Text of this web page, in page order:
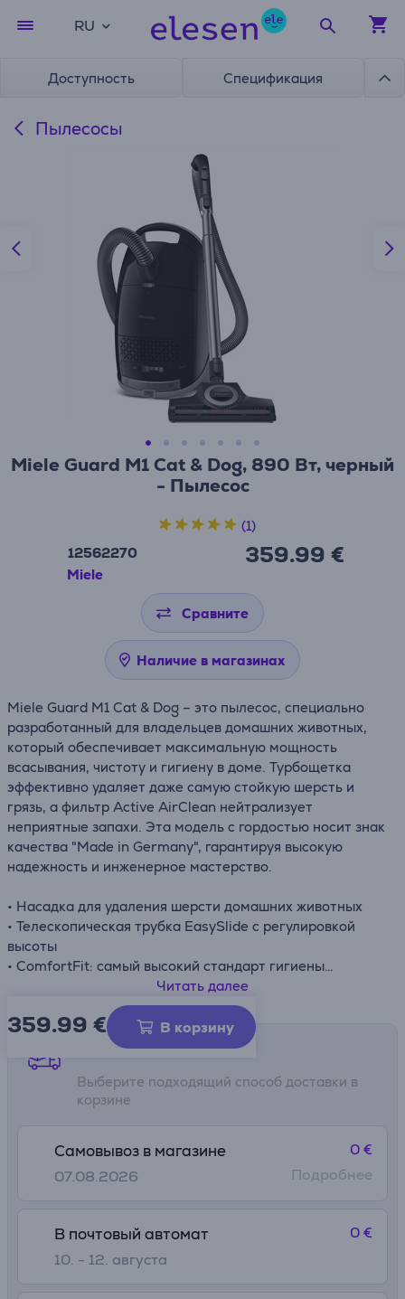
RU
Доступность Спецификация
Пылесосы
Miele Guard M1 Cat & Dog, 890 Вт, черный
- Пылесос
12562270
Miele
359.99 €
(1)
Сравните
Наличие в магазинах
Miele Guard M1 Cat & Dog – это пылесос, специально
разработанный для владельцев домашних животных,
который обеспечивает максимальную мощность
всасывания, чистоту и гигиену в доме. Турбощетка
эффективно удаляет даже самую стойкую шерсть и
грязь, а фильтр Active AirClean нейтрализует
неприятные запахи. Эта модель с гордостью носит знак
качества "Made in Germany", гарантируя высокую
надежность и инженерное мастерство.
• Насадка для удаления шерсти домашних животных
• Телескопическая трубка EasySlide с регулировкой
высоты
• ComfortFit: самый высокий стандарт гигиены
• Регулятор режимов: настройте мощность всасывания
согласно своим потребностям
• Практичный отсек с 3 аксессуарами для большего
• Стильный дизайн с яркими светодиодными иконками
• Расширенный рабочий радиус (11 м): меньше
переключений между розетками
Читать далее
359.99 € В корзину
Способы доставки
Выберите подходящий способ доставки в
корзине
Самовывоз в магазине
07.08.2026
0 €
Подробнее
В почтовый автомат
10. - 12. августа
0 €